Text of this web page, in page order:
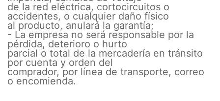
de la red eléctrica, cortocircuitos o
accidentes, o cualquier daño físico
al producto, anulará la garantía;
- La empresa no será responsable por la
pérdida, deterioro o hurto
parcial o total de la mercadería en tránsito
por cuenta y orden del
comprador, por línea de transporte, correo
o encomienda.